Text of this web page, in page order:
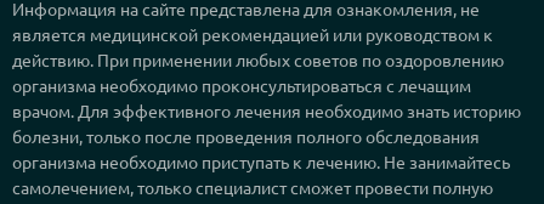
Информация на сайте представлена для ознакомления, не
является медицинской рекомендацией или руководством к
действию. При применении любых советов по оздоровлению
организма необходимо проконсультироваться с лечащим
врачом. Для эффективного лечения необходимо знать историю
болезни, только после проведения полного обследования
организма необходимо приступать к лечению. Не занимайтесь
самолечением, только специалист сможет провести полную